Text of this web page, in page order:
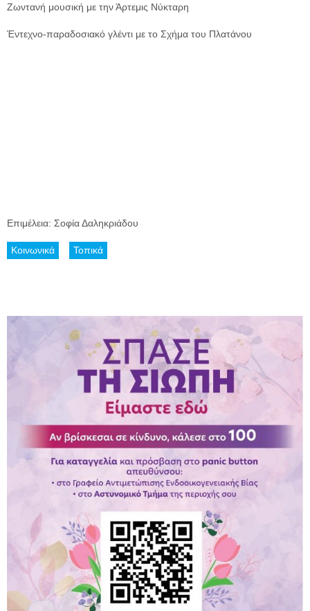
Ζωντανή μουσική με την Άρτεμις Νύκταρη
Έντεχνο-παραδοσιακό γλέντι με το Σχήμα του Πλατάνου
Επιμέλεια: Σοφία Δαληκριάδου
Κοινωνικά Τοπικά